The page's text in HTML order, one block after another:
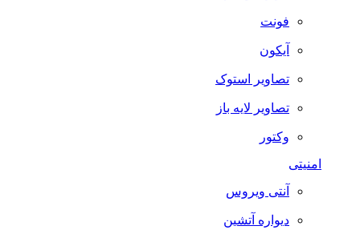
فونت
آیکون
تصاویر استوک
تصاویر لایه باز
وکتور
امنیتی
آنتی ویروس
دیواره آتشین